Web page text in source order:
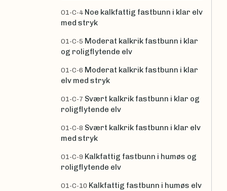
O1-C-4 Noe kalkfattig fastbunn i klar elv
med stryk
O1-C-5 Moderat kalkrik fastbunn i klar
og roligflytende elv
O1-C-6 Moderat kalkrik fastbunn i klar
elv med stryk
O1-C-7 Svært kalkrik fastbunn i klar og
roligflytende elv
O1-C-8 Svært kalkrik fastbunn i klar elv
med stryk
O1-C-9 Kalkfattig fastbunn i humøs og
roligflytende elv
O1-C-10 Kalkfattig fastbunn i humøs elv